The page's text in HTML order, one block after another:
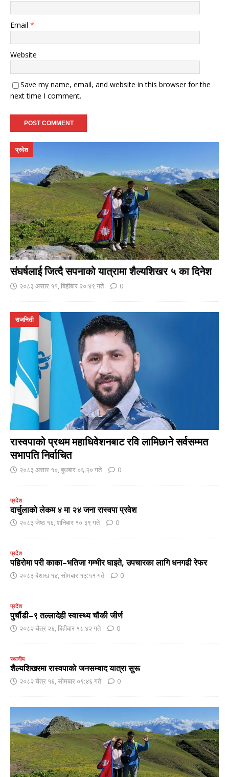
Email *
Website
Save my name, email, and website in this browser for the
next time I comment.
संघर्षलाई जित्दै सपनाको यात्रामा शैल्यशिखर ५ का दिनेश
प्रदेश
२०८३ असार ११, बिहीबार २०:४९ गते 0
रास्वपाको प्रथम महाधिवेशनबाट रवि लामिछाने सर्वसम्मत
सभापति निर्वाचित
राजनिती
२०८३ असार १०, बुधबार ०६:२० गते 0
प्रदेश
दार्चुलाको लेकम ४ मा २४ जना रास्वपा प्रवेश
२०८३ जेष्ठ १६, शनिबार १०:३९ गते 0
प्रदेश
पहिरोमा परी काका–भतिजा गम्भीर घाइते, उपचारका लागि धनगढी रेफर
२०८३ बैशाख १४, सोमबार १३:५१ गते 0
प्रदेश
पुर्चौडी–९ तल्लादेही स्वास्थ्य चौकी जीर्ण
२०८२ चैत्र २६, बिहीबार १८:४२ गते 0
स्थानीय
शैल्यशिखरमा रास्वपाकाे जनसम्बाद यात्रा सुरू
२०८२ चैत्र १६, सोमबार ०९:४६ गते 0